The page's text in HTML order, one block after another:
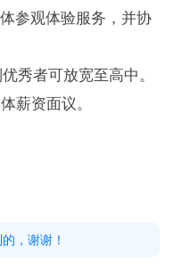
参观体验服务，并协
秀者可放宽至高中。
薪资面议。
的，谢谢！